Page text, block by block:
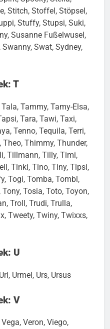
Stitch, Stoffel, Stöpsel,
Stuffy, Stupsi, Suki,
Susanne Fußelwusel,
Swat, Sydney,
T
Tammy, Tamy-Elsa,
Tara, Tawi, Taxi,
Tenno, Tequila, Terri,
Thimmy, Thunder,
Tillmann, Tilly, Timi,
Tinki, Tino, Tiny, Tipsi,
Togi, Tomba, Tombl,
Tosia, Toto, Toyon,
Troll, Trudi, Trulla,
Tweety, Twiny, Twixxs,
U
Urmel, Urs, Ursus
V
Veron, Viego,